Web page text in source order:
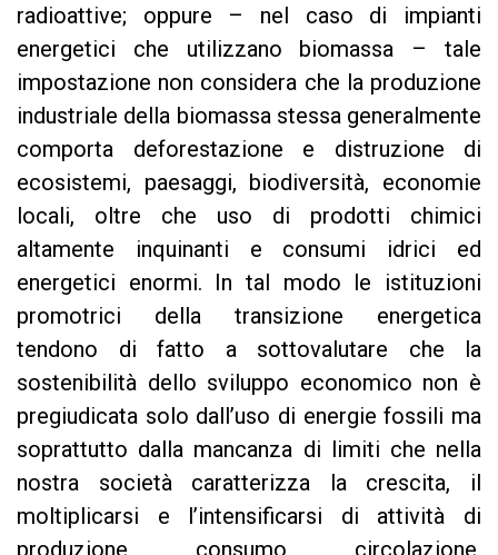
radioattive; oppure – nel caso di impianti
energetici che utilizzano biomassa – tale
impostazione non considera che la produzione
industriale della biomassa stessa generalmente
comporta deforestazione e distruzione di
ecosistemi, paesaggi, biodiversità, economie
locali, oltre che uso di prodotti chimici
altamente inquinanti e consumi idrici ed
energetici enormi. In tal modo le istituzioni
promotrici della transizione energetica
tendono di fatto a sottovalutare che la
sostenibilità dello sviluppo economico non è
pregiudicata solo dall’uso di energie fossili ma
soprattutto dalla mancanza di limiti che nella
nostra società caratterizza la crescita, il
moltiplicarsi e l’intensificarsi di attività di
produzione, consumo, circolazione,